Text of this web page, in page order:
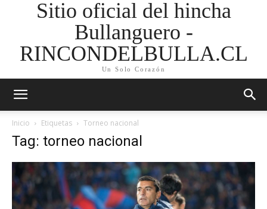
Sitio oficial del hincha
Bullanguero -
RINCONDELBULLA.CL
Un Solo Corazón
Inicio Etiquetas Torneo nacional
Tag: torneo nacional